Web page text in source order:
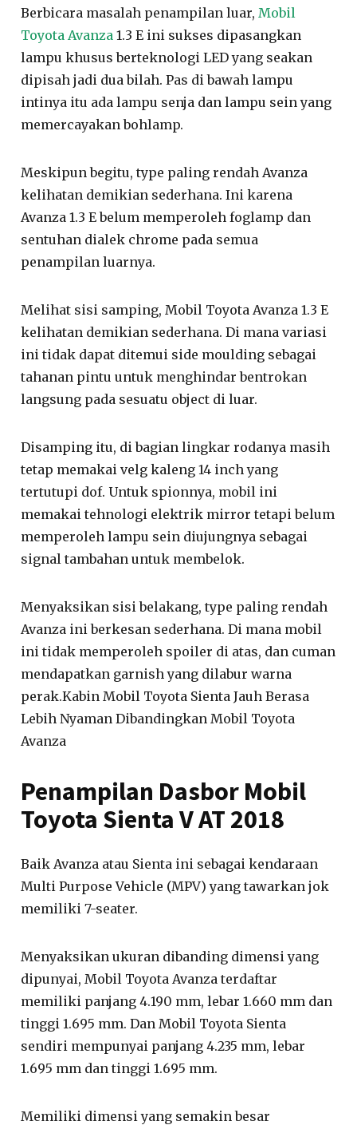
Berbicara masalah penampilan luar, Mobil
Toyota Avanza 1.3 E ini sukses dipasangkan
lampu khusus berteknologi LED yang seakan
dipisah jadi dua bilah. Pas di bawah lampu
intinya itu ada lampu senja dan lampu sein yang
memercayakan bohlamp.
Meskipun begitu, type paling rendah Avanza
kelihatan demikian sederhana. Ini karena
Avanza 1.3 E belum memperoleh foglamp dan
sentuhan dialek chrome pada semua
penampilan luarnya.
Melihat sisi samping, Mobil Toyota Avanza 1.3 E
kelihatan demikian sederhana. Di mana variasi
ini tidak dapat ditemui side moulding sebagai
tahanan pintu untuk menghindar bentrokan
langsung pada sesuatu object di luar.
Disamping itu, di bagian lingkar rodanya masih
tetap memakai velg kaleng 14 inch yang
tertutupi dof. Untuk spionnya, mobil ini
memakai tehnologi elektrik mirror tetapi belum
memperoleh lampu sein diujungnya sebagai
signal tambahan untuk membelok.
Menyaksikan sisi belakang, type paling rendah
Avanza ini berkesan sederhana. Di mana mobil
ini tidak memperoleh spoiler di atas, dan cuman
mendapatkan garnish yang dilabur warna
perak.Kabin Mobil Toyota Sienta Jauh Berasa
Lebih Nyaman Dibandingkan Mobil Toyota
Avanza
Penampilan Dasbor Mobil
Toyota Sienta V AT 2018
Baik Avanza atau Sienta ini sebagai kendaraan
Multi Purpose Vehicle (MPV) yang tawarkan jok
memiliki 7-seater.
Menyaksikan ukuran dibanding dimensi yang
dipunyai, Mobil Toyota Avanza terdaftar
memiliki panjang 4.190 mm, lebar 1.660 mm dan
tinggi 1.695 mm. Dan Mobil Toyota Sienta
sendiri mempunyai panjang 4.235 mm, lebar
1.695 mm dan tinggi 1.695 mm.
Memiliki dimensi yang semakin besar